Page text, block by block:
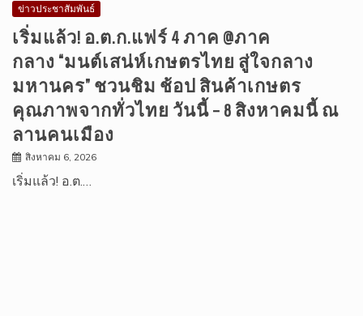
ข่าวประชาสัมพันธ์
เริ่มแล้ว! อ.ต.ก.แฟร์ 4 ภาค @ภาค
กลาง “มนต์เสน่ห์เกษตรไทย สู่ใจกลาง
มหานคร” ชวนชิม ช้อป สินค้าเกษตร
คุณภาพจากทั่วไทย วันนี้ – 8 สิงหาคมนี้ ณ
ลานคนเมือง
สิงหาคม 6, 2026
เริ่มแล้ว! อ.ต.…